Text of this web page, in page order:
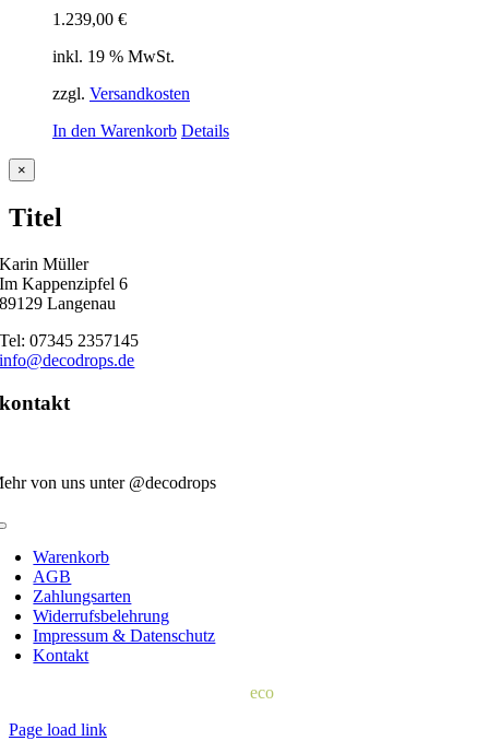
1.239,00 €
inkl. 19 % MwSt.
zzgl. Versandkosten
In den Warenkorb Details
Close
product
view
×
Titel
Karin Müller
Im Kappenzipfel 6
89129 Langenau
Tel: 07345 2357145
info@decodrops.de
kontakt
von uns unter @decodrops
Warenkorb
AGB
Zahlungsarten
Widerrufsbelehrung
Impressum & Datenschutz
Kontakt
eco
Page load link